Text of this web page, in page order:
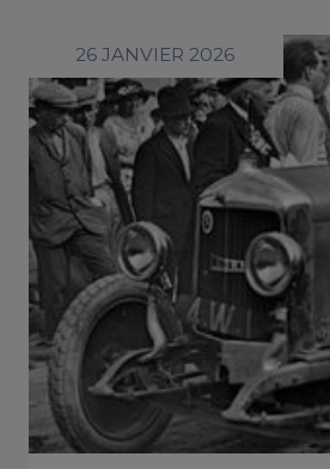
26 JANVIER 2026